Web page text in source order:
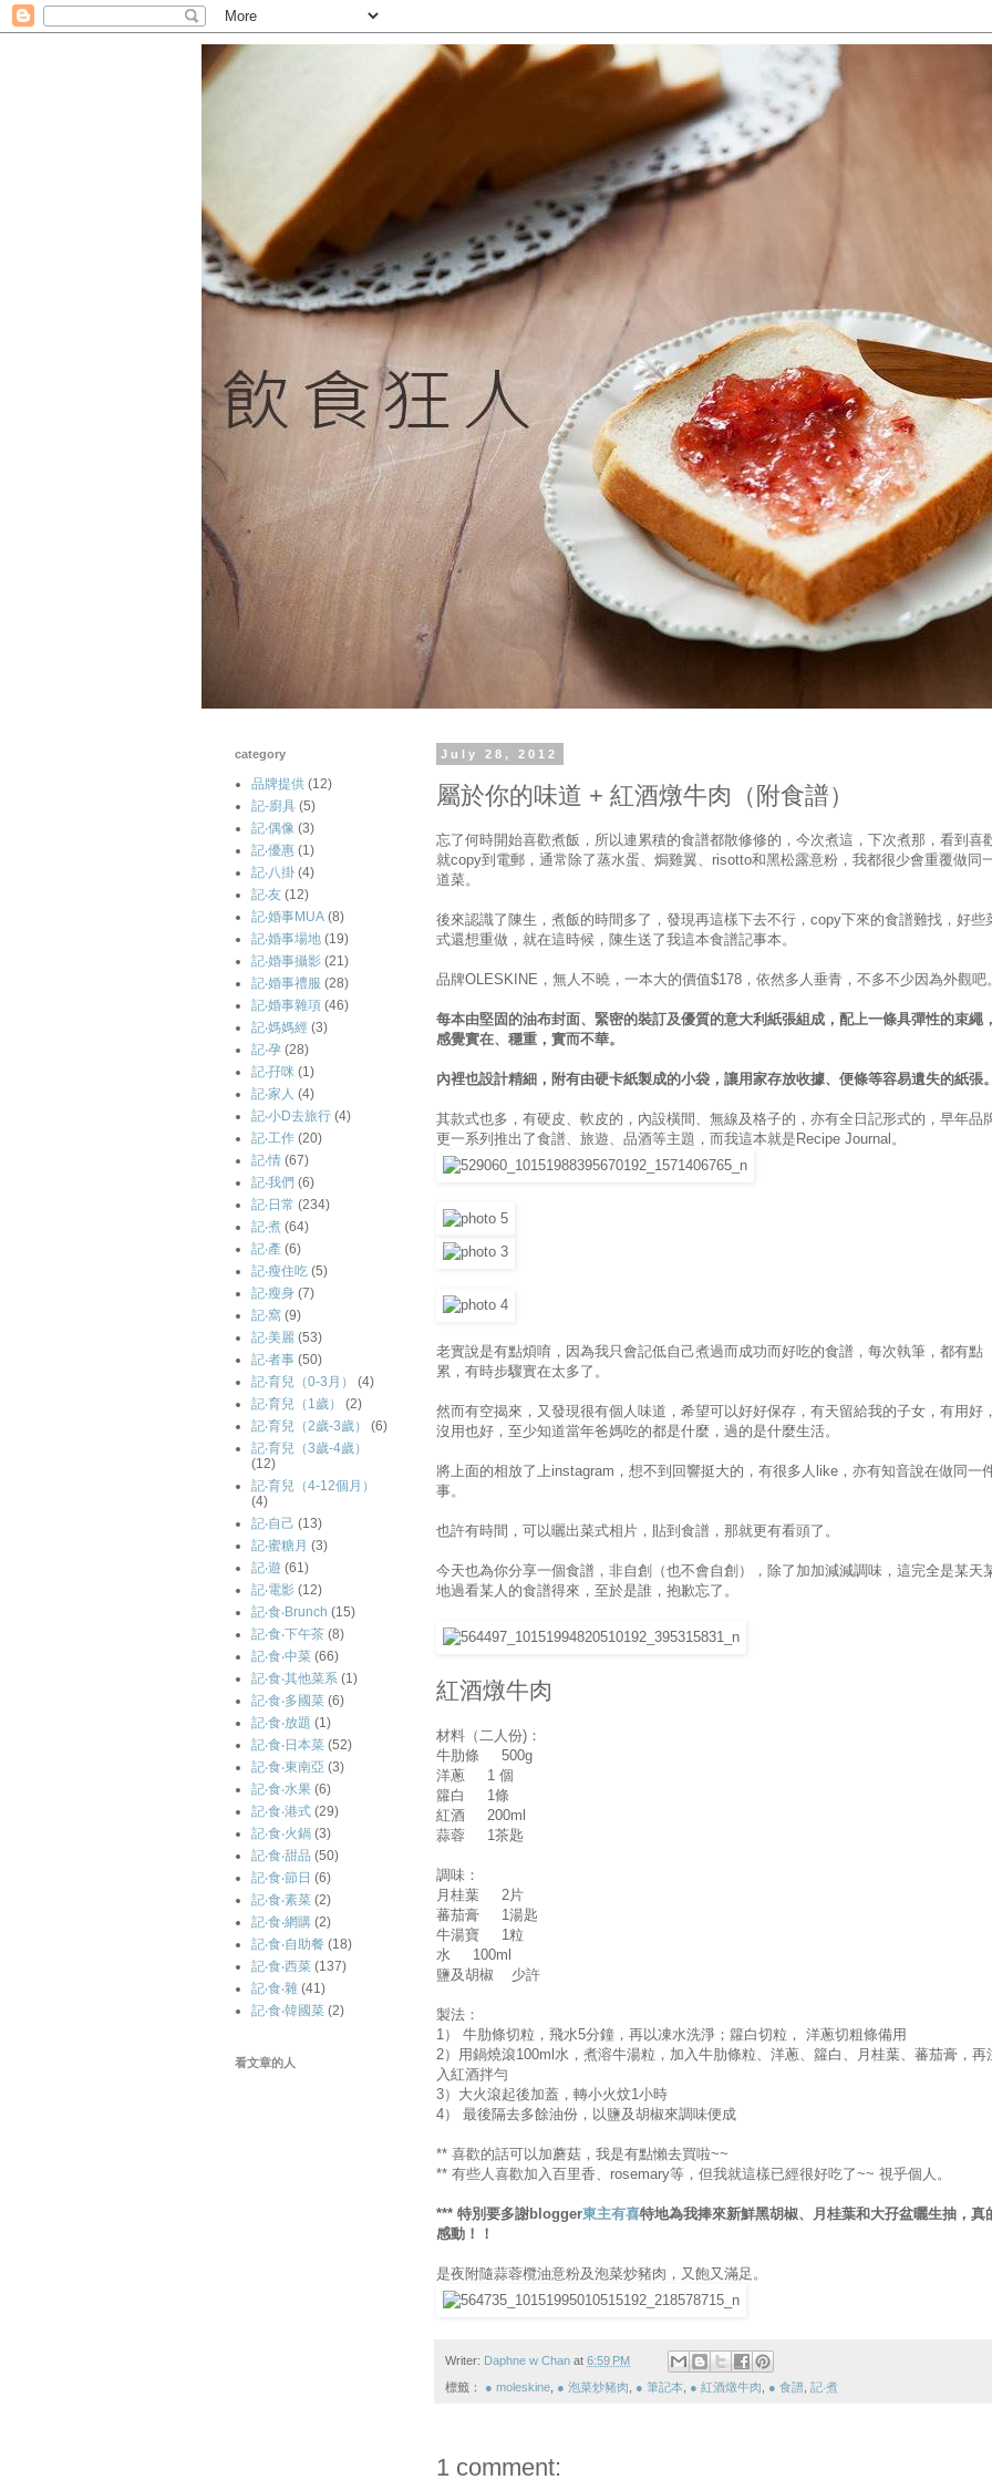
July 28, 2012
屬於你的味道 + 紅酒燉牛肉（附食譜）
忘了何時開始喜歡煮飯，所以連累積的食譜都散修修的，今次煮這，下次煮那，看到喜
就copy到電郵，通常除了蒸水蛋、焗雞翼、risotto和黑松露意粉，我都很少會重覆做同
道菜。
後來認識了陳生，煮飯的時間多了，發現再這樣下去不行，copy下來的食譜難找，好些
式還想重做，就在這時候，陳生送了我這本食譜記事本。
品牌OLESKINE，無人不曉，一本大的價值$178，依然多人垂青，不多不少因為外觀吧。
每本由堅固的油布封面、緊密的裝訂及優質的意大利紙張組成，配上一條具彈性的束繩，
感覺實在、穩重，實而不華。
內裡也設計精細，附有由硬卡紙製成的小袋，讓用家存放收據、便條等容易遺失的紙張。
其款式也多，有硬皮、軟皮的，內設橫間、無線及格子的，亦有全日記形式的，早年品
更一系列推出了食譜、旅遊、品酒等主題，而我這本就是Recipe Journal。
老實說是有點煩唷，因為我只會記低自己煮過而成功而好吃的食譜，每次執筆，都有點
累，有時步驟實在太多了。
然而有空揭來，又發現很有個人味道，希望可以好好保存，有天留給我的子女，有用好，
沒用也好，至少知道當年爸媽吃的都是什麼，過的是什麼生活。
將上面的相放了上instagram，想不到回響挺大的，有很多人like，亦有知音說在做同一
事。
也許有時間，可以曬出菜式相片，貼到食譜，那就更有看頭了。
今天也為你分享一個食譜，非自創（也不會自創），除了加加減減調味，這完全是某天
地過看某人的食譜得來，至於是誰，抱歉忘了。
紅酒燉牛肉
材料（二人份)：
牛肋條 500g
洋蔥 1 個
籮白 1條
紅酒 200ml
蒜蓉 1茶匙
調味：
月桂葉 2片
蕃茄膏 1湯匙
牛湯寶 1粒
水 100ml
鹽及胡椒 少許
製法：
1） 牛肋條切粒，飛水5分鐘，再以凍水洗淨；籮白切粒， 洋蔥切粗條備用
2）用鍋燒滾100ml水，煮溶牛湯粒，加入牛肋條粒、洋蔥、籮白、月桂葉、蕃茄膏，再
入紅酒拌勻
3）大火滾起後加蓋，轉小火炆1小時
4） 最後隔去多餘油份，以鹽及胡椒來調味便成
** 喜歡的話可以加蘑菇，我是有點懶去買啦~~
** 有些人喜歡加入百里香、rosemary等，但我就這樣已經很好吃了~~ 視乎個人。
*** 特別要多謝blogger東主有喜特地為我捧來新鮮黑胡椒、月桂葉和大孖盆曬生抽，真
感動！！
是夜附隨蒜蓉欖油意粉及泡菜炒豬肉，又飽又滿足。
Writer: Daphne w Chan at 6:59 PM
標籤： ● moleskine ● 泡菜炒豬肉 ● 筆記本 ● 紅酒燉牛肉 ● 食譜 記‧煮
1 comment:
category
品牌提供 (12)
記-廚具 (5)
記‧偶像 (3)
記‧優惠 (1)
記‧八掛 (4)
記‧友 (12)
記‧婚事MUA (8)
記‧婚事場地 (19)
記‧婚事攝影 (21)
記‧婚事禮服 (28)
記‧婚事雜項 (46)
記‧媽媽經 (3)
記‧孕 (28)
記‧孖咪 (1)
記‧家人 (4)
記‧小D去旅行 (4)
記‧工作 (20)
記‧情 (67)
記‧我們 (6)
記‧日常 (234)
記‧煮 (64)
記‧產 (6)
記‧瘦住吃 (5)
記‧瘦身 (7)
記‧窩 (9)
記‧美麗 (53)
記‧者事 (50)
記‧育兒（0-3月）
(4)
記‧育兒（1歲）
(2)
記‧育兒（2歲-3歲）
(6)
記‧育兒（3歲-4歲）
(12)
記‧育兒（4-12個月）
(4)
記‧自己 (13)
記‧蜜糖月 (3)
記‧遊 (61)
記‧電影 (12)
記‧食‧Brunch (15)
記‧食‧下午茶 (8)
記‧食‧中菜 (66)
記‧食‧其他菜系 (1)
記‧食‧多國菜 (6)
記‧食‧放題 (1)
記‧食‧日本菜 (52)
記‧食‧東南亞 (3)
記‧食‧水果 (6)
記‧食‧港式 (29)
記‧食‧火鍋 (3)
記‧食‧甜品 (50)
記‧食‧節日 (6)
記‧食‧素菜 (2)
記‧食‧網購 (2)
記‧食‧自助餐 (18)
記‧食‧西菜 (137)
記‧食‧雜 (41)
記‧食‧韓國菜 (2)
看文章的人